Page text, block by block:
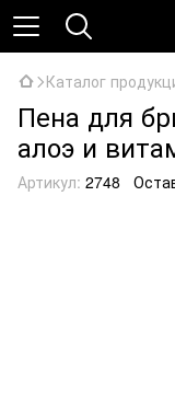
Каталог
Пена для
алоэ и
Артикул: 2748